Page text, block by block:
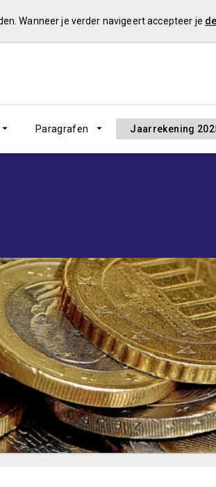
Wanneer je verder navigeert accepteer je
Paragrafen Jaarrekening